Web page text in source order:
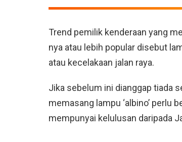
Trend pemilik kenderaan yang
nya atau lebih popular disebut
atau kecelakaan jalan raya.
Jika sebelum ini dianggap tiada
memasang lampu ‘albino’ perlu
mempunyai kelulusan daripada